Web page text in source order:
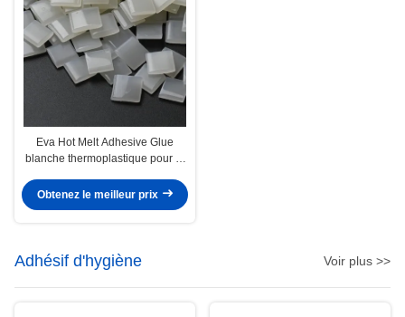
Eva Hot Melt Adhesive Glue
blanche thermoplastique pour la
Obtenez le meilleur prix
Adhésif d'hygiène Voir plus >>